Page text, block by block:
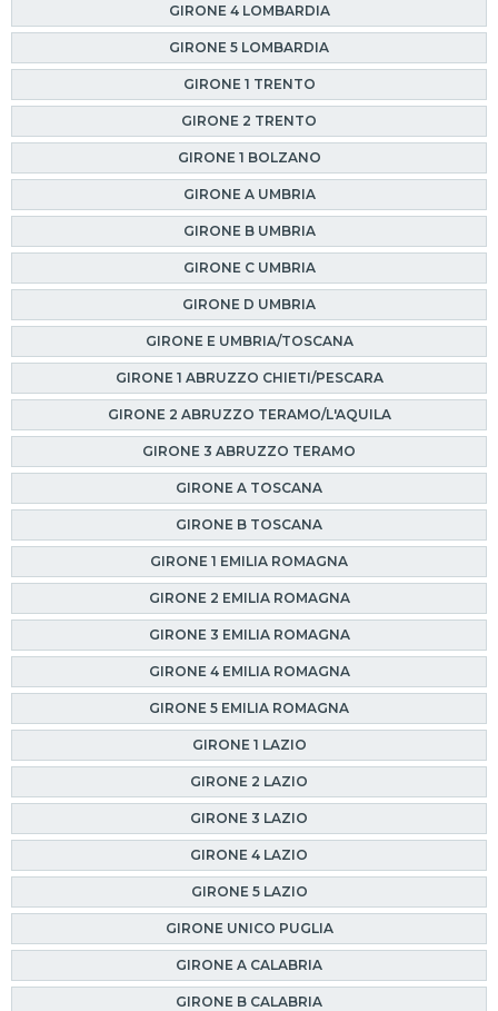
GIRONE 4 LOMBARDIA
GIRONE 5 LOMBARDIA
GIRONE 1 TRENTO
GIRONE 2 TRENTO
GIRONE 1 BOLZANO
GIRONE A UMBRIA
GIRONE B UMBRIA
GIRONE C UMBRIA
GIRONE D UMBRIA
GIRONE E UMBRIA/TOSCANA
GIRONE 1 ABRUZZO CHIETI/PESCARA
GIRONE 2 ABRUZZO TERAMO/L'AQUILA
GIRONE 3 ABRUZZO TERAMO
GIRONE A TOSCANA
GIRONE B TOSCANA
GIRONE 1 EMILIA ROMAGNA
GIRONE 2 EMILIA ROMAGNA
GIRONE 3 EMILIA ROMAGNA
GIRONE 4 EMILIA ROMAGNA
GIRONE 5 EMILIA ROMAGNA
GIRONE 1 LAZIO
GIRONE 2 LAZIO
GIRONE 3 LAZIO
GIRONE 4 LAZIO
GIRONE 5 LAZIO
GIRONE UNICO PUGLIA
GIRONE A CALABRIA
GIRONE B CALABRIA